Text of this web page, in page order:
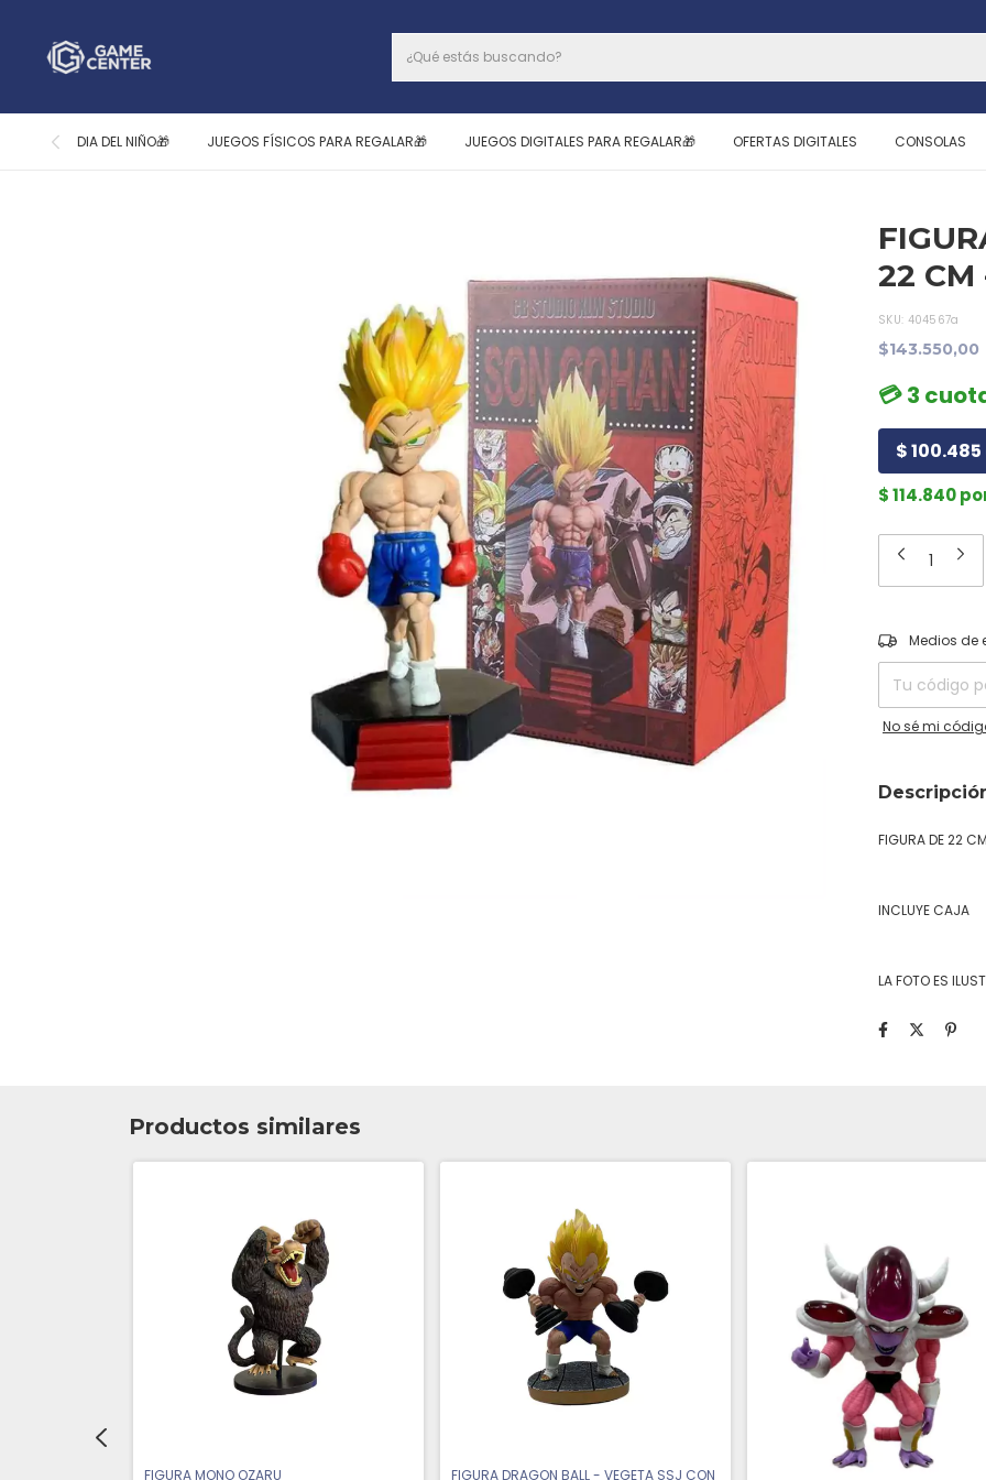
DIA DEL NIÑO🎁 JUEGOS FÍSICOS PARA REGALAR🎁 JUEGOS DIGITALES PARA REGALAR🎁 OFERTAS DIGITALES CONSOLAS
22 CM
SKU: 404567a
$143.550,00
💳 3
$
$ 114.840
Entregas para
Medios de
No sé mi
FIGURA DE 22 CM
INCLUYE CAJA
LA FOTO ES
Productos similares
FIGURA MONO OZARU FIGURA DRAGON BALL - VEGETA SSJ CON